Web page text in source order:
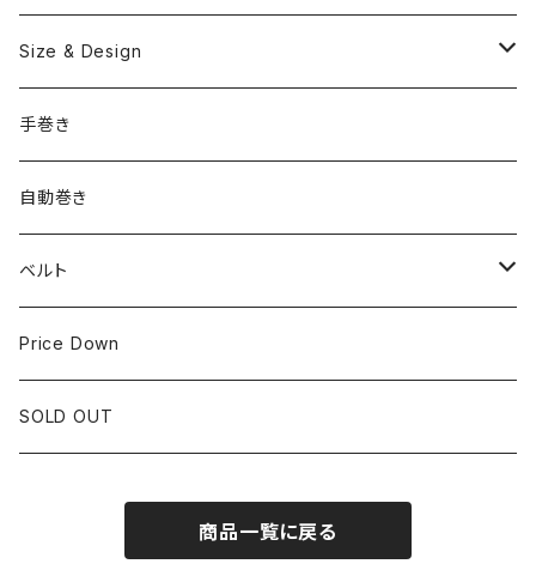
OMEGA
ROLEX
国産ブランド
SEIKO
CITIZEN
Size & Design
~24.9mm
25mm~29.9mm
30mm~34.9mm
35mm~39.9mm
40mm~
手巻き
自動巻き
ベルト
HIRSCHベルト
SSブレスレット
Price Down
SOLD OUT
商品一覧に戻る